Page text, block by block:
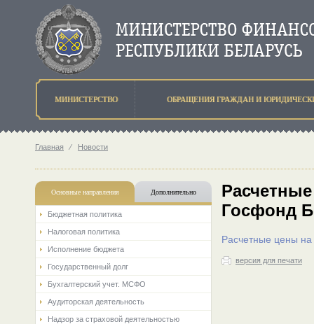
МИНИСТЕРСТВО ОБРАЩЕНИЯ ГРАЖДАН И
Главная ⁄ Новости
Основные направления Дополнительно
Бюджетная политика
Налоговая политика
Исполнение бюджета
Государственный долг
Бухгалтерский учет. МСФО
Аудиторская деятельность
Надзор за страховой деятельностью
Госфонд
Расчетные цены
версия для печати